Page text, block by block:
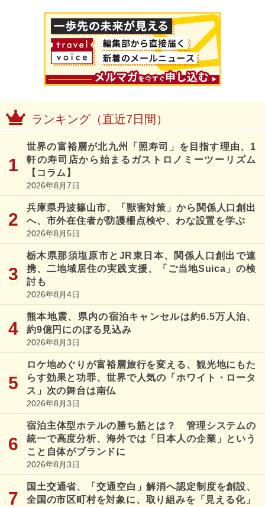
ランキング（直近7日間）
世界の富裕層が北九州「照寿司」を目指す理由、1
軒の寿司店から始まるガストロノミーツーリズム
【コラム】
2026年8月7日
兵庫県丹波篠山市、「獣害対策」から関係人口創出
へ、市外在住者が防護柵点検や、わな設置を学ぶ
2026年8月5日
栃木県那須塩原市とJR東日本、関係人口創出で連
携、二地域居住の実践支援、「ご当地Suica」の検
討も
2026年8月4日
熊本地震、県内の宿泊キャンセルは約6.5万人泊、
約9億円にのぼる見込み
2026年8月3日
ロケ地めぐりが富裕層旅行を変える、観光地にもた
らす効果と功罪、世界で人気の「ホワイト・ロータ
ス」次の舞台は南仏
2026年8月3日
宿泊主体型ホテルの勝ち筋とは？ 管理システムの
統一で高度分析、海外では「日本人の企業」という
こと自体がブランドに
2026年8月3日
国土交通省、「交通空白」解消へ認定制度を創設、
全国の市区町村を対象に、取り組みを「見える化」